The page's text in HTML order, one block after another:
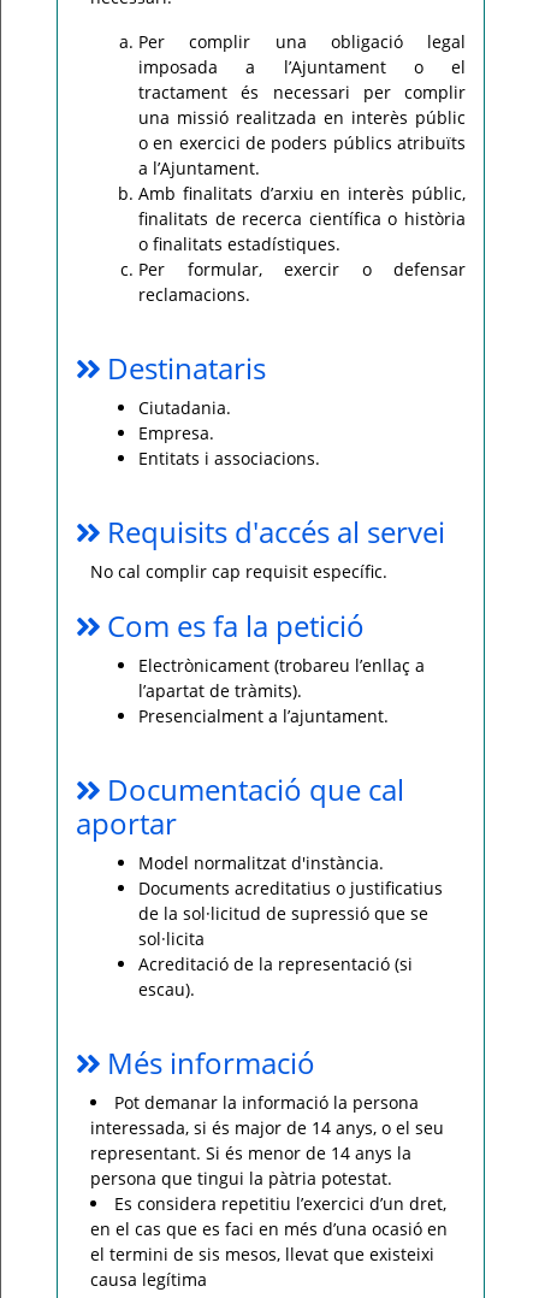
Per complir una obligació legal
imposada a l’Ajuntament o el
tractament és necessari per complir
una missió realitzada en interès públic
o en exercici de poders públics atribuïts
a l’Ajuntament.
Amb finalitats d’arxiu en interès públic,
finalitats de recerca científica o història
o finalitats estadístiques.
Per formular, exercir o defensar
reclamacions.
Destinataris
Ciutadania.
Empresa.
Entitats i associacions.
Requisits d'accés al servei
No cal complir cap requisit específic.
Com es fa la petició
Electrònicament (trobareu l’enllaç a
l’apartat de tràmits).
Presencialment a l’ajuntament.
Documentació que cal
aportar
Model normalitzat d'instància.
Documents acreditatius o justificatius
de la sol·licitud de supressió que se
sol·licita
Acreditació de la representació (si
escau).
Més informació
Pot demanar la informació la persona
interessada, si és major de 14 anys, o el seu
representant. Si és menor de 14 anys la
persona que tingui la pàtria potestat.
Es considera repetitiu l’exercici d’un dret,
en el cas que es faci en més d’una ocasió en
el termini de sis mesos, llevat que existeixi
causa legítima